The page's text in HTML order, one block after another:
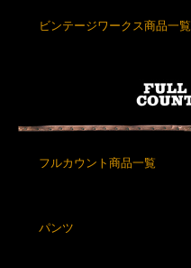
ビンテージワークス商品一覧
フルカウント商品一覧
パンツ